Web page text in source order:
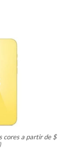
cores a partir de $